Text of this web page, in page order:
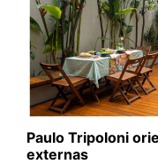
Paulo Tripoloni
externas